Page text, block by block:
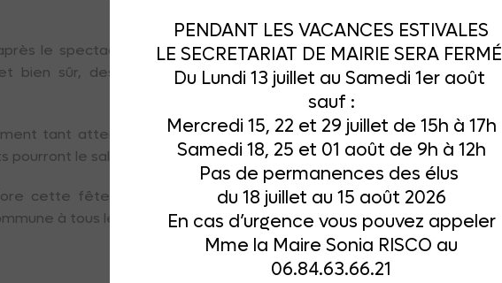
le spectacle, un délicieux goûter de Noël sera servi.
bien sûr, des douceurs de saison pour réchauffer les
tant attendu ! Le Père Noël en personne nous fera
pourront le saluer et lui murmurer leurs derniers souhaits.
cette fête en beauté, le Père Noël procèdera à la
à tous les enfants inscrits.
PENDANT LES VACANCES ESTIVALES
LE SECRETARIAT DE MAIRIE SERA FERMÉ
Du Lundi 13 juillet au Samedi 1er août
sauf :
Mercredi 15, 22 et 29 juillet de 15h à 17h
Samedi 18, 25 et 01 août de 9h à 12h
Pas de permanences des élus
du 18 juillet au 15 août 2026
En cas d’urgence vous pouvez appeler
Mme la Maire Sonia RISCO au
06.84.63.66.21